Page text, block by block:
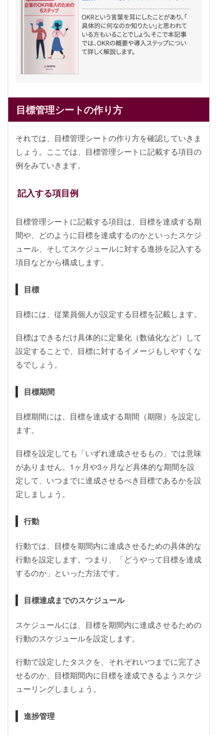
目標管理シートの作り方
それでは、目標管理シートの作り方を確認していきま
しょう。ここでは、目標管理シートに記載する項目の
例をみていきます。
記入する項目例
目標管理シートに記載する項目は、目標を達成する期
間や、どのように目標を達成するのかといったスケジ
ュール、そしてスケジュールに対する進捗を記入する
項目などから構成します。
目標
目標には、従業員個人が設定する目標を記載します。
目標はできるだけ具体的に定量化（数値化など）して
設定することで、目標に対するイメージもしやすくな
るでしょう。
目標期間
目標期間には、目標を達成する期間（期限）を設定し
ます。
目標を設定しても「いずれ達成させるもの」では意味
がありません。1ヶ月や3ヶ月など具体的な期間を設
定して、いつまでに達成させるべき目標であるかを設
定しましょう。
行動
行動では、目標を期間内に達成させるための具体的な
行動を設定します。つまり、「どうやって目標を達成
するのか」といった方法です。
目標達成までのスケジュール
スケジュールには、目標を期間内に達成させるための
行動のスケジュールを設定します。
行動で設定したタスクを、それぞれいつまでに完了さ
せるのか、目標期間内に目標を達成できるようスケジ
ューリングしましょう。
進捗管理